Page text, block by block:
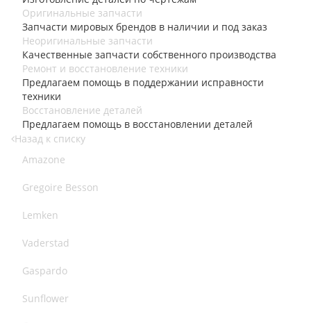
Оригинальные запчасти
Запчасти мировых брендов в наличии и под заказ
Неоригинальные запчасти
Качественные запчасти собственного производства
Ремонт и восстановление техники
Предлагаем помощь в поддержании исправности
техники
Восстановление деталей
Предлагаем помощь в восстановлении деталей
Назад к списку
Amazone
Gregoire Besson
Lemken
Vaderstad
Gaspardo
Sunflower